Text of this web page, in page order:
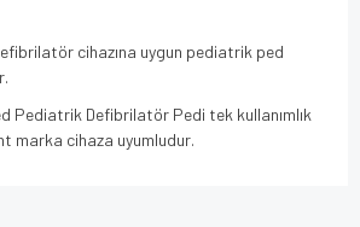
cihazına uygun pediatrik ped
Pediatrik Defibrilatör Pedi tek kullanımlık
marka cihaza uyumludur.